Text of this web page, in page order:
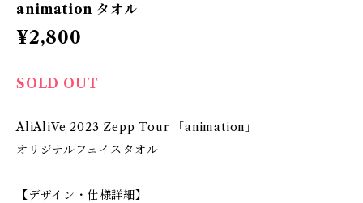
animation タオル
¥2,800
SOLD OUT
AliAliVe 2023 Zepp Tour 「animation」
オリジナルフェイスタオル
【デザイン・仕様詳細】